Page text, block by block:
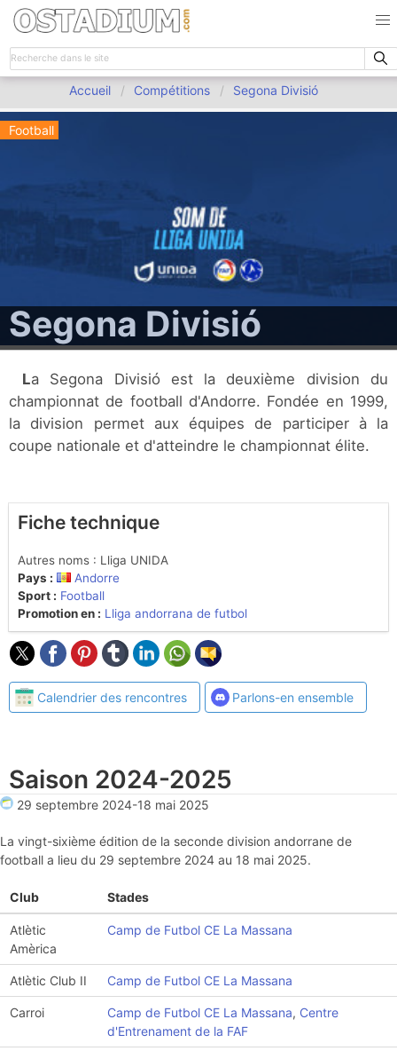
Accueil Compétitions Segona Divisió
Football
Segona Divisió
La Segona Divisió est la deuxième division du
championnat de football d'Andorre. Fondée en 1999,
la division permet aux équipes de participer à la
coupe nationale et d'atteindre le championnat élite.
Fiche technique
Autres noms : Lliga UNIDA
Pays :
Andorre
Sport : Football
Promotion en : Lliga andorrana de futbol
Calendrier des rencontres Parlons-en ensemble
Saison 2024-2025
29 septembre 2024-18 mai 2025
La vingt-sixième édition de la seconde division andorrane de
football a lieu du 29 septembre 2024 au 18 mai 2025.
Club Stades
Atlètic
Amèrica
Camp de Futbol CE La Massana
Atlètic Club II Camp de Futbol CE La Massana
Carroi Camp de Futbol CE La Massana, Centre
d'Entrenament de la FAF